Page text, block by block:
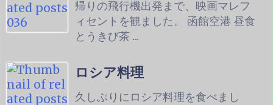
帰りの飛行機出発まで、映画マレフ
ィセントを観ました。 函館空港 昼食
とうきび茶 ...
ロシア料理
久しぶりにロシア料理を食べまし